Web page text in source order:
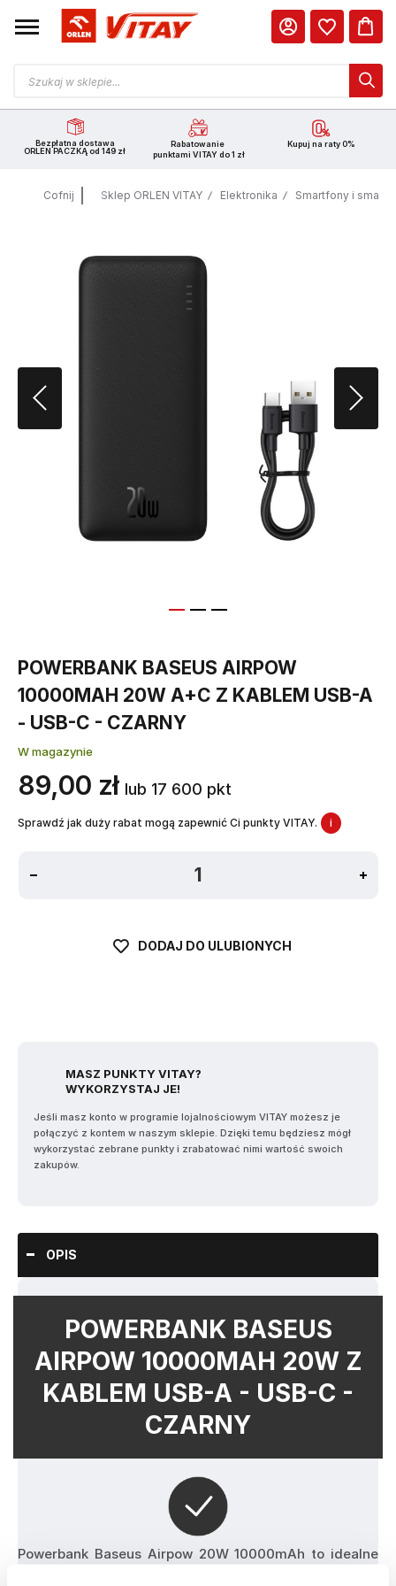
Bezpłatna dostawa
ORLEN PACZKĄ od 149 zł
Rabatowanie
punktami VITAY do 1 zł
Kupuj na raty 0%
Cofnij Sklep ORLEN VITAY Elektronika Smartfony i
POWERBANK BASEUS AIRPOW
10000MAH 20W A+C Z KABLEM USB-A
- USB-C - CZARNY
W magazynie
89,00 zł lub 17 600 pkt
Sprawdź jak duży rabat mogą zapewnić Ci punkty VITAY. i
DODAJ DO ULUBIONYCH
MASZ PUNKTY VITAY?
WYKORZYSTAJ JE!
Jeśli masz konto w programie lojalnościowym VITAY możesz je
połączyć z kontem w naszym sklepie. Dzięki temu będziesz mógł
wykorzystać zebrane punkty i zrabatować nimi wartość swoich
zakupów.
OPIS
POWERBANK BASEUS
AIRPOW 10000MAH 20W Z
KABLEM USB-A - USB-C -
CZARNY
Powerbank Baseus Airpow 20W 10000mAh to idealne